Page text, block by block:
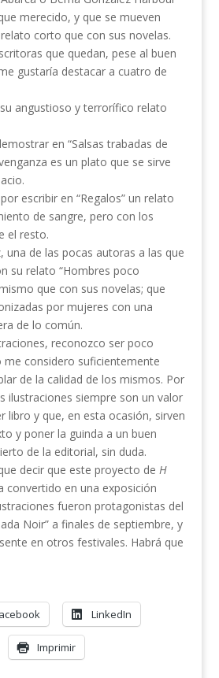
merecido, y que se mueven
corto que con sus novelas.
que quedan, pese al buen
gustaría destacar a cuatro de
su angustioso y terrorífico relato
en “Salsas trabadas de
es un plato que se sirve
escribir en “Regalos” un relato
de sangre, pero con los
el resto.
una de las pocas autoras a las que
su relato “Hombres poco
que con sus novelas; que
por mujeres con una
de lo común.
reconozco ser poco
me considero suficientemente
de la calidad de los mismos. Por
ilustraciones siempre son un valor
libro y que, en esta ocasión, sirven
y poner la guinda a un buen
de la editorial, sin duda.
decir que este proyecto de H
convertido en una exposición
fueron protagonistas del
Noir” a finales de septiembre, y
en otros festivales. Habrá que
LinkedIn
Imprimir